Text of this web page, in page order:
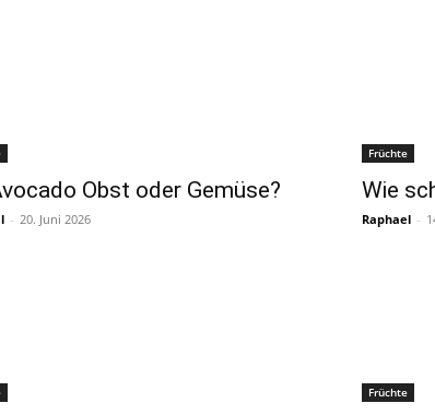
Obst oder Gemüse?
- 20. Juni 2026
Früchte
Wie
Raphael -
Früchte